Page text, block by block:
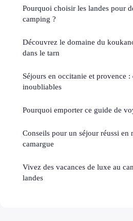
Pourquoi choisir les landes pour
camping ?
Découvrez le domaine du
dans le tarn
Séjours en occitanie et provence :
inoubliables
Pourquoi emporter ce guide de
Conseils pour un séjour réussi en
camargue
Vivez des vacances de luxe au
landes